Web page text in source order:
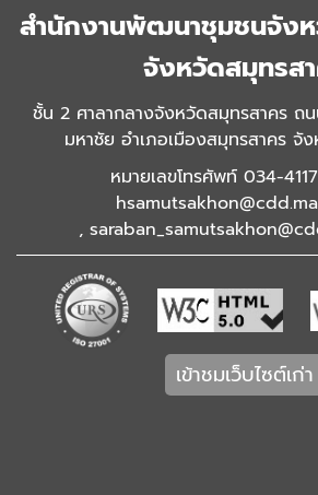
สำนักงานพัฒนาชุมชนจัง
จังหวัดสมุทรส
ชั้น 2 ศาลากลางจังหวัดสมุทรสาคร ถ
มหาชัย อำเภอเมืองสมุทรสาคร จั
หมายเลขโทรศัพท์ 034-
,
เข้าชมเว็บไซต์เก่า